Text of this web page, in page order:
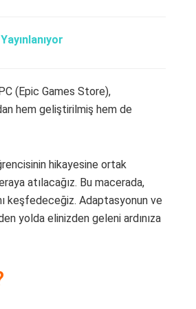
(Epic Games Store),
hem geliştirilmiş hem de
hikayesine ortak
atılacağız. Bu macerada,
keşfedeceğiz. Adaptasyonun ve
yolda elinizden geleni ardınıza